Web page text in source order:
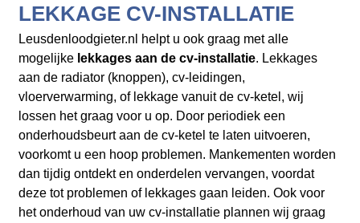
LEKKAGE CV-INSTALLATIE
Leusdenloodgieter.nl helpt u ook graag met alle
mogelijke lekkages aan de cv-installatie. Lekkages
aan de radiator (knoppen), cv-leidingen,
vloerverwarming, of lekkage vanuit de cv-ketel, wij
lossen het graag voor u op. Door periodiek een
onderhoudsbeurt aan de cv-ketel te laten uitvoeren,
voorkomt u een hoop problemen. Mankementen worden
dan tijdig ontdekt en onderdelen vervangen, voordat
deze tot problemen of lekkages gaan leiden. Ook voor
het onderhoud van uw cv-installatie plannen wij graag